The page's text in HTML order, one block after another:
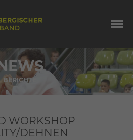
BERICHTE
WORKSHOP
DEHNEN